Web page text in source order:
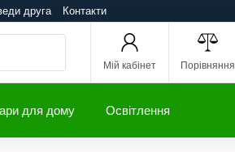
друга Контакти
Мій кабінет Порівняння
для дому Освітлення